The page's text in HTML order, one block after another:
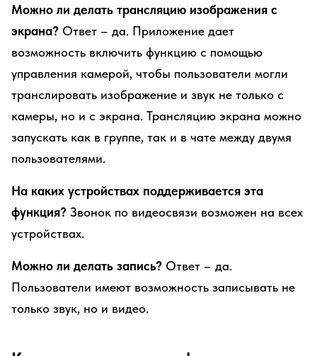
Можно ли делать трансляцию изображения с
экрана? Ответ – да. Приложение дает
возможность включить функцию с помощью
управления камерой, чтобы пользователи могли
транслировать изображение и звук не только с
камеры, но и с экрана. Трансляцию экрана можно
запускать как в группе, так и в чате между двумя
пользователями.
На каких устройствах поддерживается эта
функция? Звонок по видеосвязи возможен на всех
устройствах.
Можно ли делать запись? Ответ – да.
Пользователи имеют возможность записывать не
только звук, но и видео.